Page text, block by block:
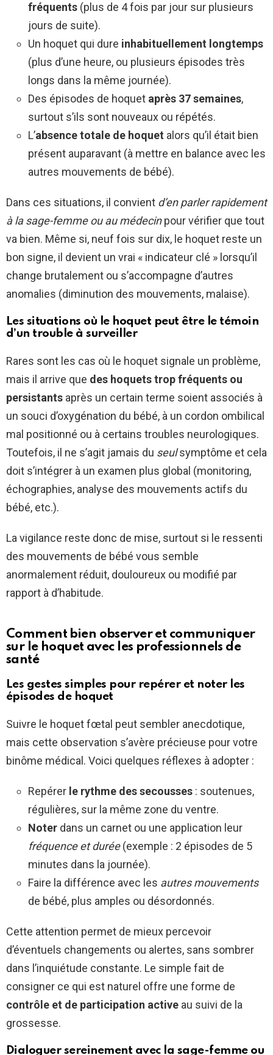
fréquents (plus de 4 fois par jour sur plusieurs
jours de suite).
Un hoquet qui dure inhabituellement longtemps
(plus d’une heure, ou plusieurs épisodes très
longs dans la même journée).
Des épisodes de hoquet après 37 semaines,
surtout s’ils sont nouveaux ou répétés.
L’absence totale de hoquet alors qu’il était bien
présent auparavant (à mettre en balance avec les
autres mouvements de bébé).
Dans ces situations, il convient d’en parler rapidement
à la sage-femme ou au médecinpour vérifier que tout
va bien. Même si, neuf fois sur dix, le hoquet reste un
bon signe, il devient un vrai « indicateur clé » lorsqu’il
change brutalement ou s’accompagne d’autres
anomalies (diminution des mouvements, malaise).
Les situations où le hoquet peut être le témoin
d’un trouble à surveiller
Rares sont les cas où le hoquet signale un problème,
mais il arrive que des hoquets trop fréquents ou
persistants après un certain terme soient associés à
un souci d’oxygénation du bébé, à un cordon ombilical
mal positionné ou à certains troubles neurologiques.
Toutefois, il ne s’agit jamais du seulsymptôme et cela
doit s’intégrer à un examen plus global (monitoring,
échographies, analyse des mouvements actifs du
bébé, etc.).
La vigilance reste donc de mise, surtout si le ressenti
des mouvements de bébé vous semble
anormalement réduit, douloureux ou modifié par
rapport à d’habitude.
Comment bien observer et communiquer
sur le hoquet avec les professionnels de
santé
Les gestes simples pour repérer et noter les
épisodes de hoquet
Suivre le hoquet fœtal peut sembler anecdotique,
mais cette observation s’avère précieuse pour votre
binôme médical. Voici quelques réflexes à adopter :
Repérer le rythme des secousses : soutenues,
régulières, sur la même zone du ventre.
Noter dans un carnet ou une application leur
fréquence et durée(exemple : 2 épisodes de 5
minutes dans la journée).
Faire la différence avec les autres mouvements
de bébé, plus amples ou désordonnés.
Cette attention permet de mieux percevoir
d’éventuels changements ou alertes, sans sombrer
dans l’inquiétude constante. Le simple fait de
consigner ce qui est naturel offre une forme de
contrôle et de participation active au suivi de la
grossesse.
Dialoguer sereinement avec la sage-femme ou